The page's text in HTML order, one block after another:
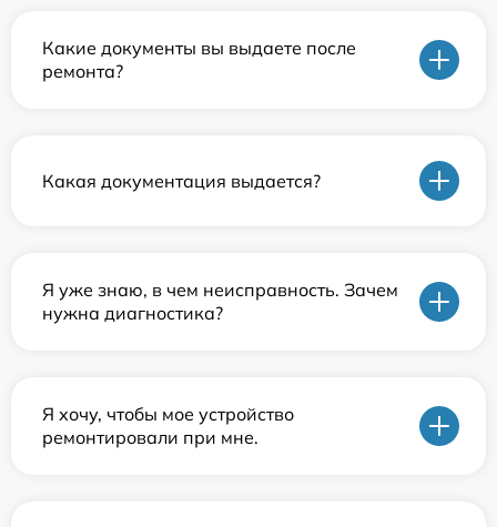
Какие документы вы выдаете после
ремонта?
Какая документация выдается?
Я уже знаю, в чем неисправность. Зачем
нужна диагностика?
Я хочу, чтобы мое устройство
ремонтировали при мне.